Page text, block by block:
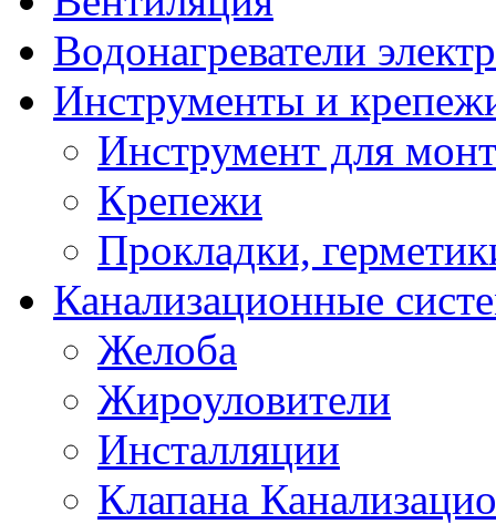
Водонагреватели
Инструменты и
Инструмент для
Крепежи
Прокладки,
Канализационные
Желоба
Жироуловители
Инсталляции
Клапана